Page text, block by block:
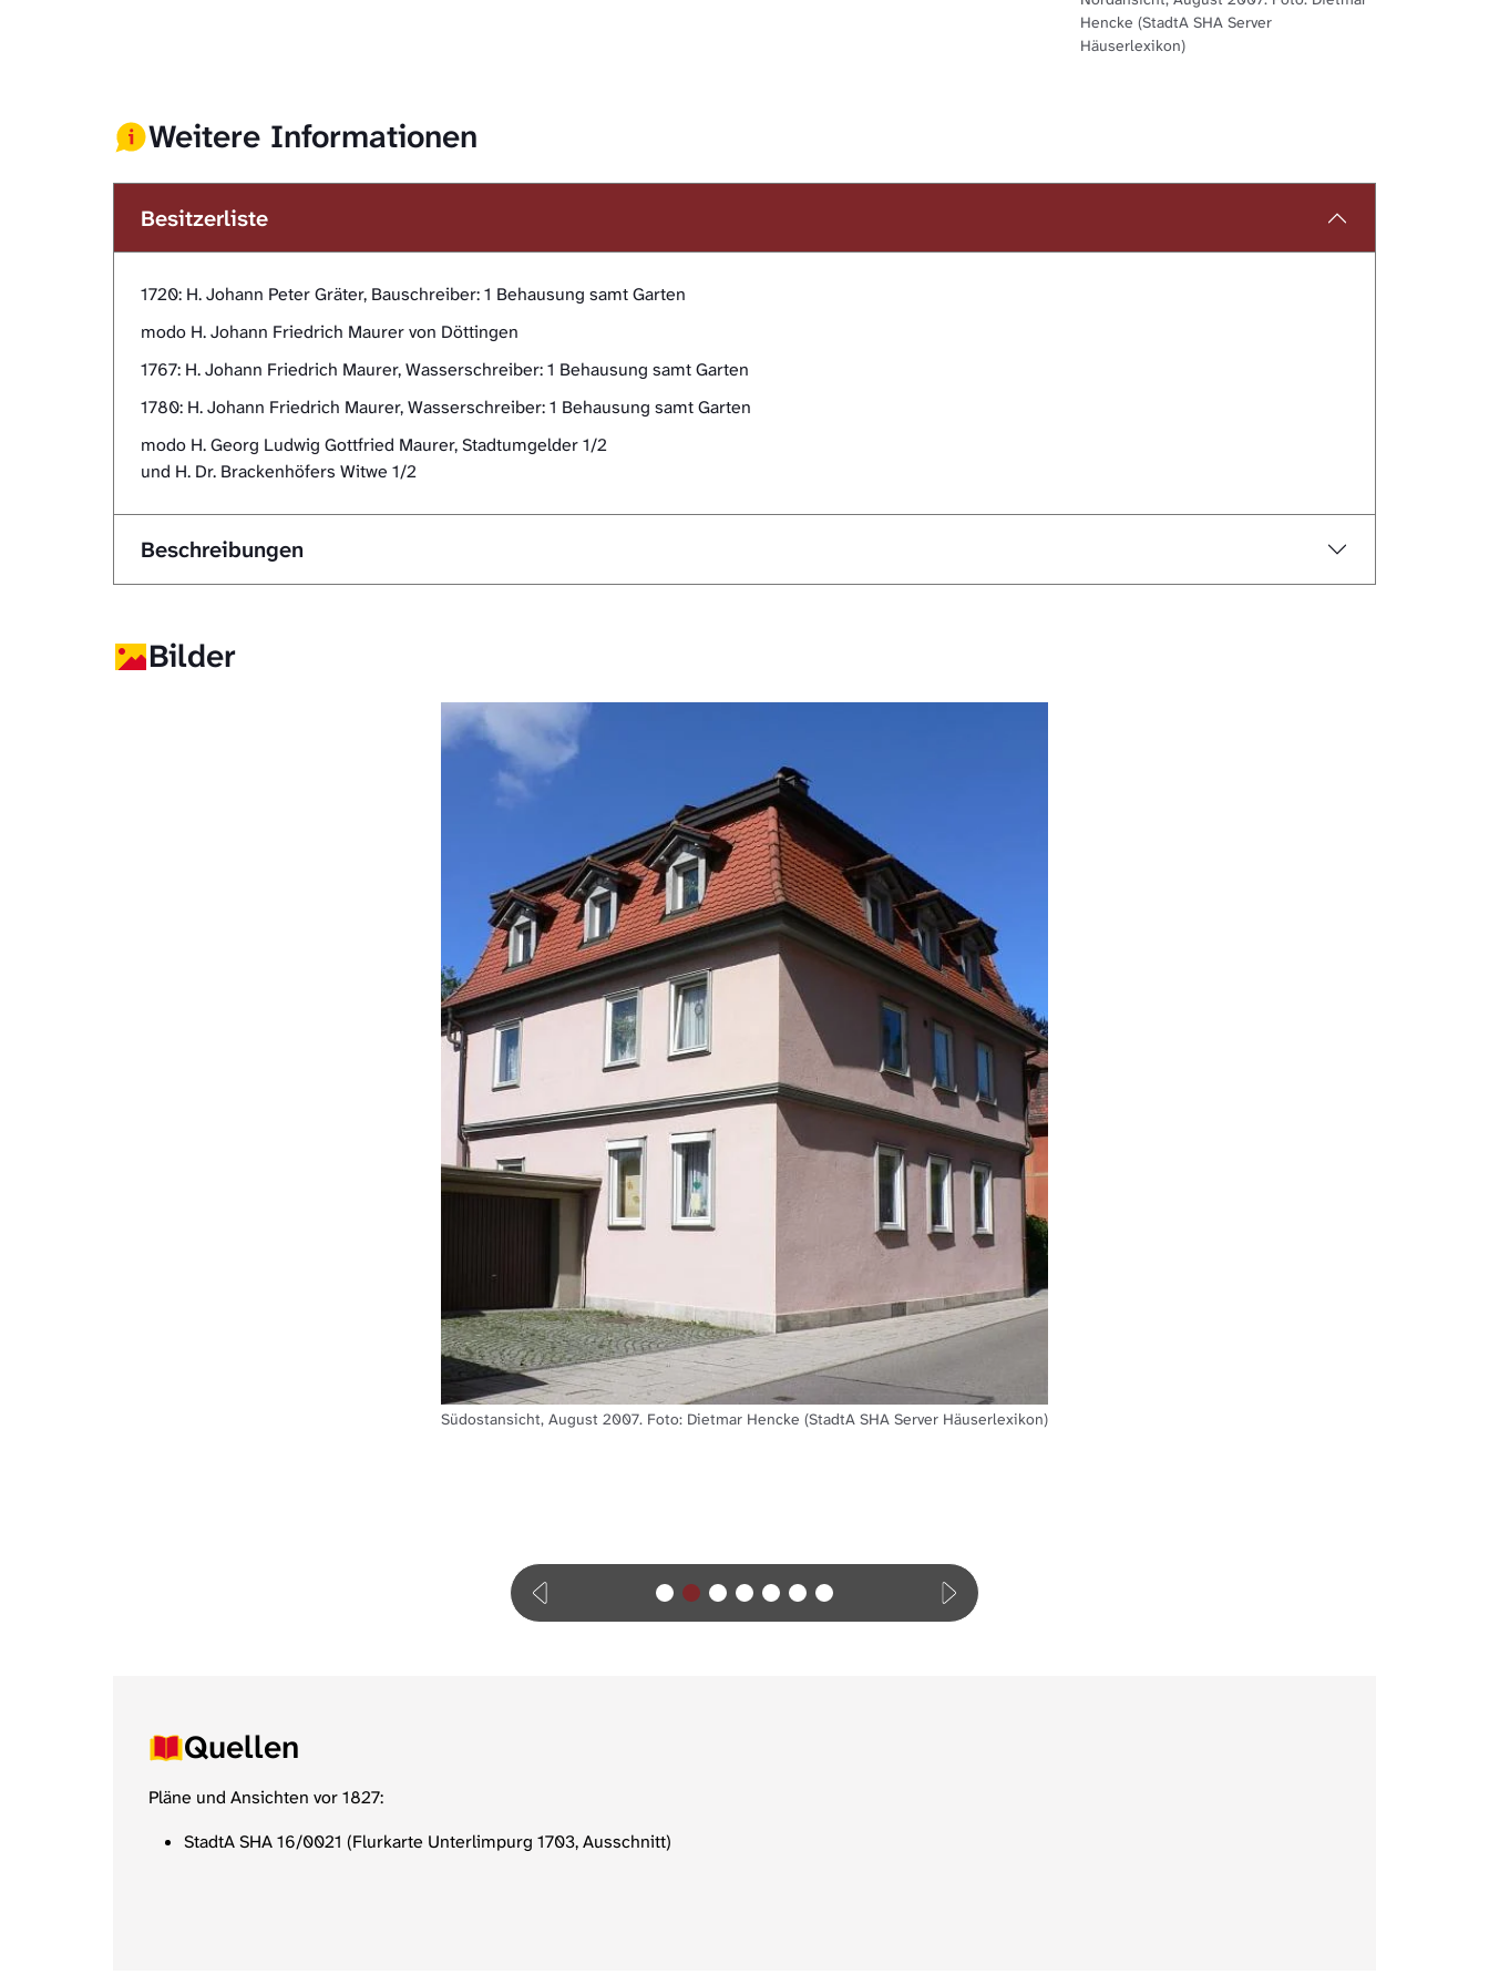
Hencke (StadtA SHA Server
Häuserlexikon)
Weitere Informationen
Besitzerliste
1720: H. Johann Peter Gräter, Bauschreiber: 1 Behausung samt Garten
modo H. Johann Friedrich Maurer von Döttingen
1767: H. Johann Friedrich Maurer, Wasserschreiber: 1 Behausung samt Garten
1780: H. Johann Friedrich Maurer, Wasserschreiber: 1 Behausung samt Garten
modo H. Georg Ludwig Gottfried Maurer, Stadtumgelder 1/2
und H. Dr. Brackenhöfers Witwe 1/2
Beschreibungen
Bilder
Südostansicht, August 2007. Foto: Dietmar Hencke (StadtA SHA Server Häuserlexikon)
Quellen
Pläne und Ansichten vor 1827:
StadtA SHA 16/0021 (Flurkarte Unterlimpurg 1703, Ausschnitt)